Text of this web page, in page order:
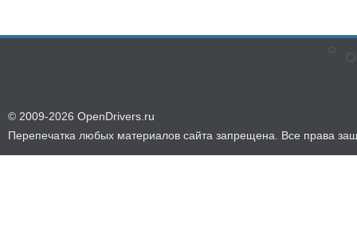
© 2009-2026 OpenDrivers.ru
Перепечатка любых материалов сайта запрещена. Все права